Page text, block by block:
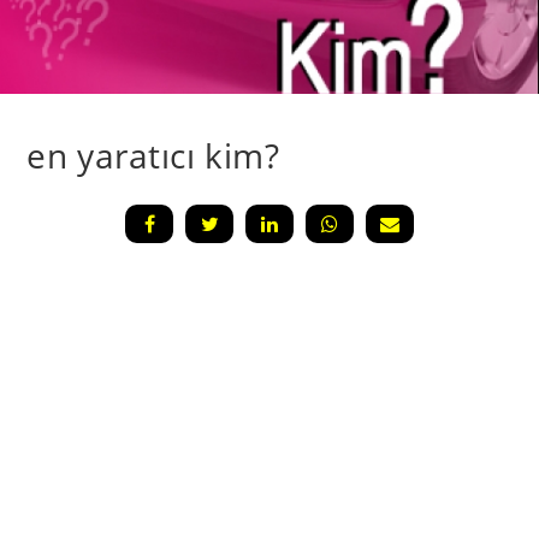
en yaratıcı kim?